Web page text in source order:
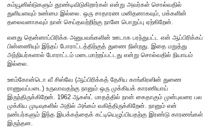
கம்யூனிஸ்டுகளும் தூண்டிவிடுகிறார்கள் என்று அவர்கள் சொல்வதில்
துளியளவும் உண்மை இல்லை. ஒரு சாதாரண மனிதனாகவும், மக்களின்
தலைவனாகவும் நான் செய்தவற்றிற்கு நானே பொறுப்பு ஏற்கிறேன்.
எனது தென்னாப்பிரிக்க அனுபவங்களின் ஊடாக பரந்துபட்ட என் ஆப்பிரிக்கப்
பின்னணியும் இந்தப் போராட்டத்திற்குத் துணை நின்றது. இதை மறுத்து
அந்நியர்களால் போராட்டம் மடைமாற்றப்பட்டது என்று சொல்வதில் நியாயம்
இல்லை.
ஊம்கோன்டொ வீ சிஸ்வே (ஆப்பிரிக்கத் தேசிய காங்கிரஸின் துணை
ராணுவப்படை) உருவாவதற்கு நானும் ஒரு முக்கியக் காரணியாய்
இருந்திருக்கிறேன். 1962 ஆகஸ்ட் மாதத்தில் நான் கைதாகும் முன்புவரை பல
முக்கிய முடிவுகளில் அதில் அங்கம் வகித்திருக்கிறேன். நானும் என்
நண்பர்களும் இந்த இயக்கத்தைக் கட்டியெழுப்பியதற்கு இரண்டு காரணங்கள்
இருந்தன.